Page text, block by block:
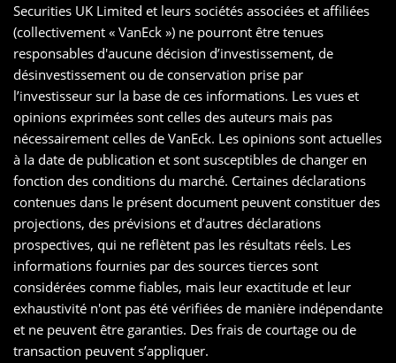
Securities UK Limited et leurs sociétés associées et affiliées
(collectivement « VanEck ») ne pourront être tenues
responsables d'aucune décision d’investissement, de
désinvestissement ou de conservation prise par
l’investisseur sur la base de ces informations. Les vues et
opinions exprimées sont celles des auteurs mais pas
nécessairement celles de VanEck. Les opinions sont actuelles
à la date de publication et sont susceptibles de changer en
fonction des conditions du marché. Certaines déclarations
contenues dans le présent document peuvent constituer des
projections, des prévisions et d’autres déclarations
prospectives, qui ne reflètent pas les résultats réels. Les
informations fournies par des sources tierces sont
considérées comme fiables, mais leur exactitude et leur
exhaustivité n'ont pas été vérifiées de manière indépendante
et ne peuvent être garanties. Des frais de courtage ou de
transaction peuvent s’appliquer.